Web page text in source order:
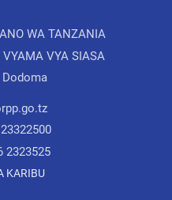
WA TANZANIA
VYA SIASA
Dodoma
2323525
KARIBU